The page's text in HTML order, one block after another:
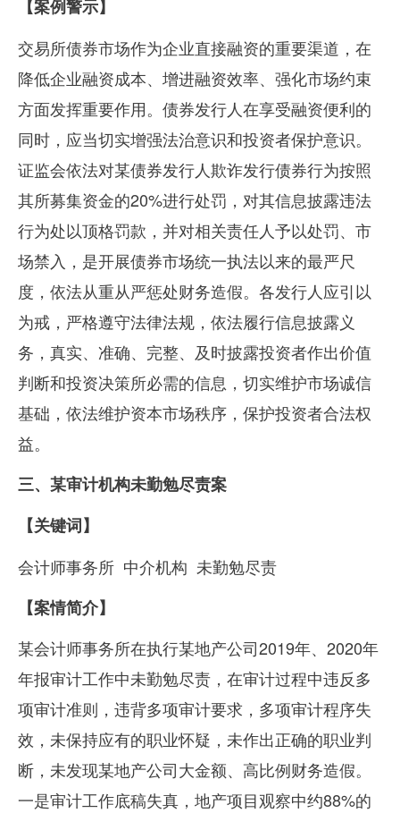
【案例警示】
交易所债券市场作为企业直接融资的重要渠道，在
降低企业融资成本、增进融资效率、强化市场约束
方面发挥重要作用。债券发行人在享受融资便利的
同时，应当切实增强法治意识和投资者保护意识。
证监会依法对某债券发行人欺诈发行债券行为按照
其所募集资金的20%进行处罚，对其信息披露违法
行为处以顶格罚款，并对相关责任人予以处罚、市
场禁入，是开展债券市场统一执法以来的最严尺
度，依法从重从严惩处财务造假。各发行人应引以
为戒，严格遵守法律法规，依法履行信息披露义
务，真实、准确、完整、及时披露投资者作出价值
判断和投资决策所必需的信息，切实维护市场诚信
基础，依法维护资本市场秩序，保护投资者合法权
益。
三、某审计机构未勤勉尽责案
【关键词】
会计师事务所 中介机构 未勤勉尽责
【案情简介】
某会计师事务所在执行某地产公司2019年、 2020年
年报审计工作中未勤勉尽责，在审计过程中违反多
项审计准则，违背多项审计要求，多项审计程序失
效，未保持应有的职业怀疑，未作出正确的职业判
断，未发现某地产公司大金额、高比例财务造假。
一是审计工作底稿失真，地产项目观察中约88%的